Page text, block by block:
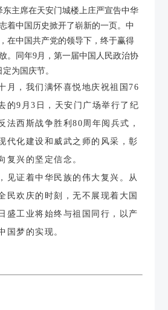
东主席在天安门城楼上庄严宣告中华
着中国历史掀开了崭新的一页。中
在中国共产党的领导下，终于赢得
。同年9月，第一届中国人民政治协
为国庆节。
月，我们满怀喜悦地庆祝祖国76
的9月3日，天安门广场举行了纪
法西斯战争胜利80周年阅兵式，
代化建设和威武之师的风采，彰
复兴的坚定信念。
见证着中华民族的伟大复兴。从
民欢庆的时刻，无不展现着大国
盛工业将始终与祖国同行，以产
国梦的实现。